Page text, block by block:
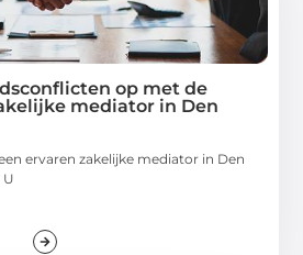
op met de
mediator in Den
ervaren zakelijke mediator in Den
U